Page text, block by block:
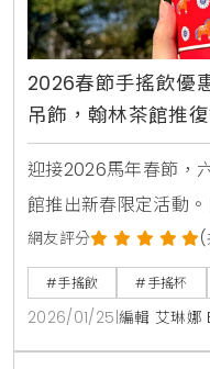
2026春節手搖飲優
吊飾，翰林茶館推
迎接2026馬年春節，
館推出新春限定活動
運小馬吊飾，翰林茶
袋。活動期間消費滿
限量週邊與飲品優惠
擇。
網友評分
#手搖飲 #手搖杯
2026/01/25 編輯 艾琳娜